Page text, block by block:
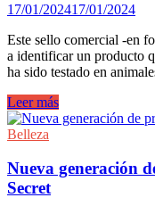
del
cabello
17/01/202417/01/2024
Este sello comercial -en
a identificar un producto
ha sido testado en
La
línea
Daen
registrada
en
la
Leer más
Belleza
Nueva generación
Secret